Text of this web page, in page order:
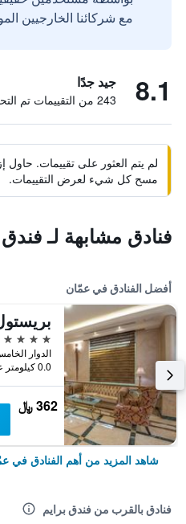
مع شركائنا الخارجيين
8.1 جيد جدًا
243 من التقييمات تم التحقق منها
لم يتم العثور على تقييمات. حاول
مسح كل شيء لعرض التقييمات.
فنادق مشابهة لـ فندق
أفضل الفنادق في عمّان
5 نجوم
0.0 كيلومتر عن وسط المدينة
362 ﷼
شاهد المزيد من أهم الفنادق في
فنادق بالقرب من فندق برايم